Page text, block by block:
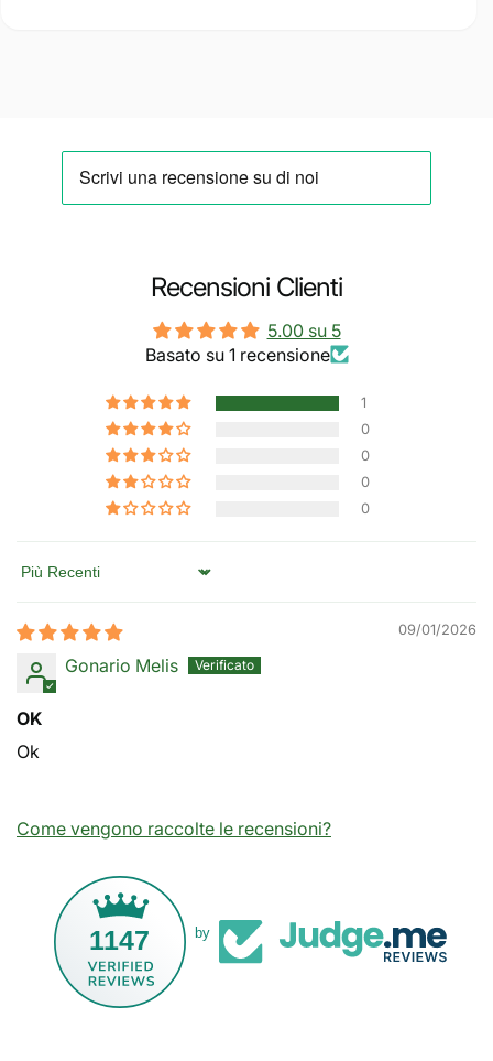
Recensioni Clienti
5.00 su 5
Basato su 1 recensione
1
0
0
0
0
Sort by
09/01/2026
Gonario Melis
OK
Ok
Come vengono raccolte le recensioni?
1147 by